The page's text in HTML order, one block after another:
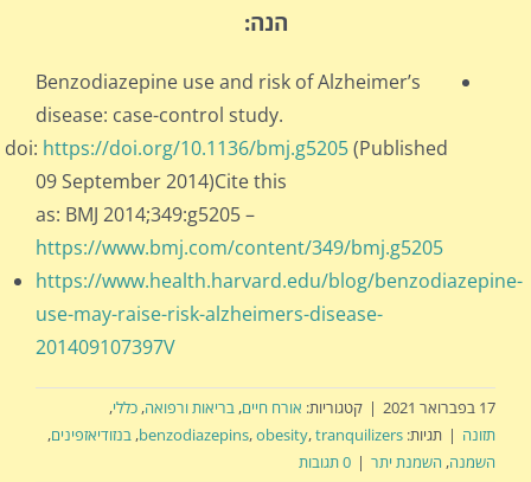
הנה:
Benzodiazepine use and risk of Alzheimer’s
disease: case-control study.
https://doi.org/10.1136/bmj.g5205(Published
09 September 2014)Cite this
as: BMJ 2014;349:g5205 –
https://www.bmj.com/content/349/bmj.g5205
https://www.health.harvard.edu/blog/benzodiazepine-
use-may-raise-risk-alzheimers-disease-
201409107397V
17 בפברואר 2021 | קטגוריות: אורח חיים, בריאות ורפואה, כללי,
תזונה | תגיות: benzodiazepins,obesity,tranquilizers
, בנזודיאזפינים,
השמנה, השמנת יתר | 0 תגובות